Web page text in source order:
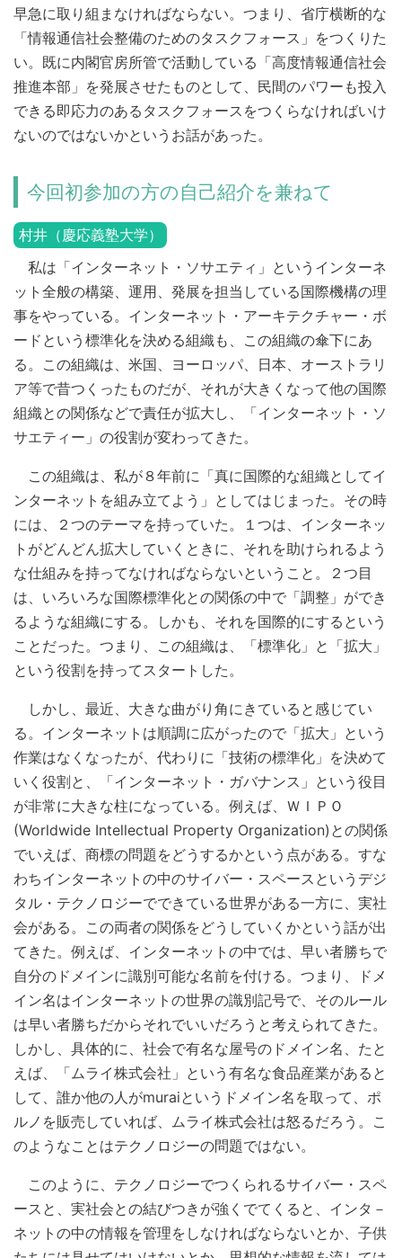
早急に取り組まなければならない。つまり、省庁横断的な
「情報通信社会整備のためのタスクフォース」をつくりた
い。既に内閣官房所管で活動している「高度情報通信社会
推進本部」を発展させたものとして、民間のパワーも投入
できる即応力のあるタスクフォースをつくらなければいけ
ないのではないかというお話があった。
今回初参加の方の自己紹介を兼ねて
村井（慶応義塾大学）
私は「インターネット・ソサエティ」というインターネ
ット全般の構築、運用、発展を担当している国際機構の理
事をやっている。インターネット・アーキテクチャー・ボ
ードという標準化を決める組織も、この組織の傘下にあ
る。この組織は、米国、ヨーロッパ、日本、オーストラリ
ア等で昔つくったものだが、それが大きくなって他の国際
組織との関係などで責任が拡大し、「インターネット・ソ
サエティー」の役割が変わってきた。
この組織は、私が８年前に「真に国際的な組織としてイ
ンターネットを組み立てよう」としてはじまった。その時
には、２つのテーマを持っていた。１つは、インターネッ
トがどんどん拡大していくときに、それを助けられるよう
な仕組みを持ってなければならないということ。２つ目
は、いろいろな国際標準化との関係の中で「調整」ができ
るような組織にする。しかも、それを国際的にするという
ことだった。つまり、この組織は、「標準化」と「拡大」
という役割を持ってスタートした。
しかし、最近、大きな曲がり角にきていると感じてい
る。インターネットは順調に広がったので「拡大」という
作業はなくなったが、代わりに「技術の標準化」を決めて
いく役割と、「インターネット・ガバナンス」という役目
が非常に大きな柱になっている。例えば、ＷＩＰＯ
(Worldwide Intellectual Property Organization)との関係
でいえば、商標の問題をどうするかという点がある。すな
わちインターネットの中のサイバー・スペースというデジ
タル・テクノロジーでできている世界がある一方に、実社
会がある。この両者の関係をどうしていくかという話が出
てきた。例えば、インターネットの中では、早い者勝ちで
自分のドメインに識別可能な名前を付ける。つまり、ドメ
イン名はインターネットの世界の識別記号で、そのルール
は早い者勝ちだからそれでいいだろうと考えられてきた。
しかし、具体的に、社会で有名な屋号のドメイン名、たと
えば、「ムライ株式会社」という有名な食品産業があると
して、誰か他の人がmuraiというドメイン名を取って、ポ
ルノを販売していれば、ムライ株式会社は怒るだろう。こ
のようなことはテクノロジーの問題ではない。
このように、テクノロジーでつくられるサイバー・スペ
ースと、実社会との結びつきが強くでてくると、インタ－
ネットの中の情報を管理をしなければならないとか、子供